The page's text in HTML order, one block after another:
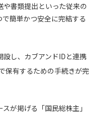
書類提出といった従来の
簡単かつ安全に完結する
し、カブアンドIDと連携
保有するための手続きが完
が掲げる「国民総株主」